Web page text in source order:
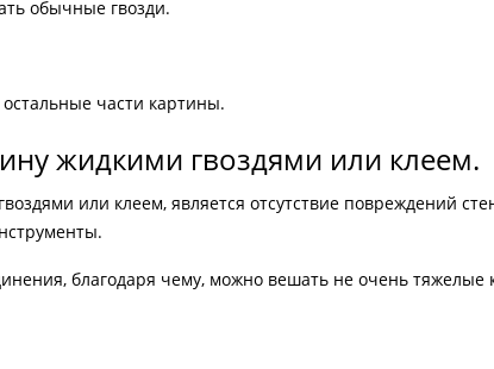
обычные гвозди.
части картины.
жидкими гвоздями или клеем.
или клеем, является отсутствие повреждений
благодаря чему, можно вешать не очень тяжелые